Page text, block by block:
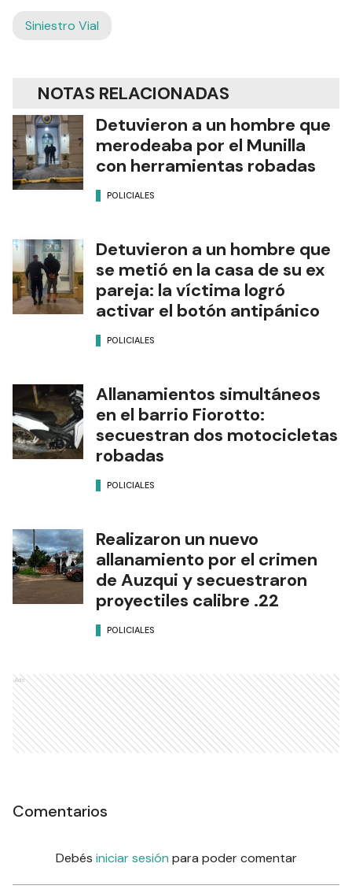
Siniestro Vial
NOTAS RELACIONADAS
Detuvieron a un hombre que
merodeaba por el Munilla
con herramientas robadas
POLICIALES
Detuvieron a un hombre que
se metió en la casa de su ex
pareja: la víctima logró
activar el botón antipánico
POLICIALES
Allanamientos simultáneos
en el barrio Fiorotto:
secuestran dos motocicletas
robadas
POLICIALES
Realizaron un nuevo
allanamiento por el crimen
de Auzqui y secuestraron
proyectiles calibre .22
POLICIALES
Ads
Comentarios
Debés iniciar sesión para poder comentar